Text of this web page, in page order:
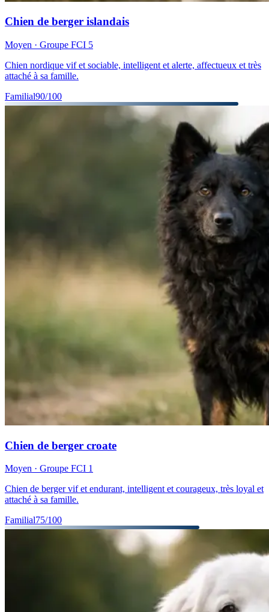
Chien de berger islandais
Moyen · Groupe FCI 5
Chien nordique vif et sociable, intelligent et alerte, affectueux et très
attaché à sa famille.
Familial90/100
Chien de berger croate
Moyen · Groupe FCI 1
Chien de berger vif et endurant, intelligent et courageux, très loyal et
attaché à sa famille.
Familial75/100